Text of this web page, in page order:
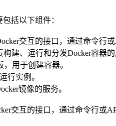
括以下组件：
交互的接口，通过命令行
建、运行和分发Docker容器的
，用于创建容器。
行实例。
镜像的服务。
交互的接口，通过命令行或